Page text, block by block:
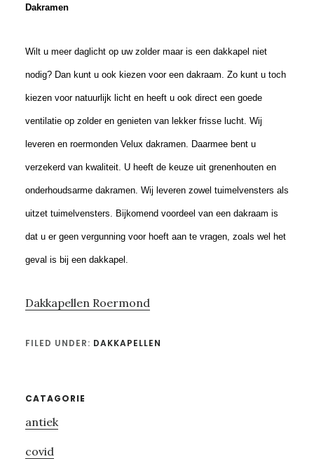
Dakramen
Wilt u meer daglicht op uw zolder maar is een dakkapel niet
nodig? Dan kunt u ook kiezen voor een dakraam. Zo kunt u toch
kiezen voor natuurlijk licht en heeft u ook direct een goede
ventilatie op zolder en genieten van lekker frisse lucht. Wij
leveren en roermonden Velux dakramen. Daarmee bent u
verzekerd van kwaliteit. U heeft de keuze uit grenenhouten en
onderhoudsarme dakramen. Wij leveren zowel tuimelvensters als
uitzet tuimelvensters. Bijkomend voordeel van een dakraam is
dat u er geen vergunning voor hoeft aan te vragen, zoals wel het
geval is bij een dakkapel.
Dakkapellen Roermond
FILED UNDER: DAKKAPELLEN
Primary
Sidebar
CATAGORIE
antiek
covid